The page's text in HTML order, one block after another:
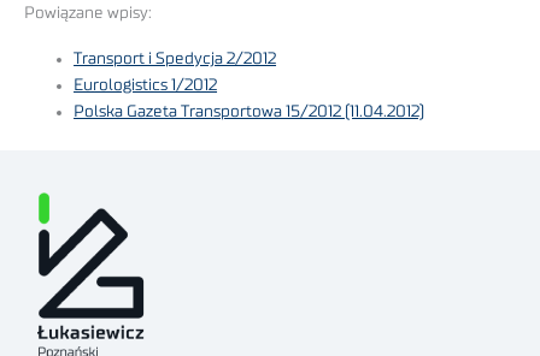
Powiązane wpisy:
Transport i Spedycja 2/2012
Eurologistics 1/2012
Polska Gazeta Transportowa 15/2012 (11.04.2012)